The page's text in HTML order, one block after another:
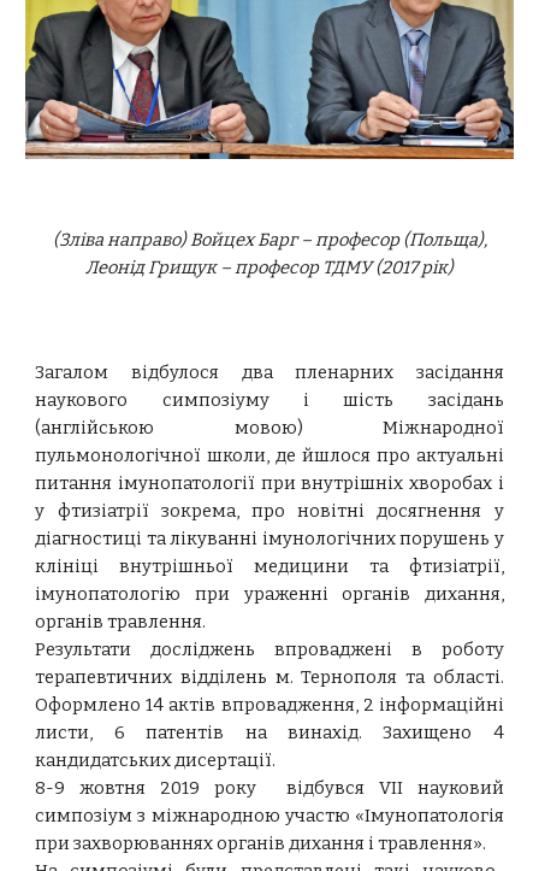
(Зліва направо) Войцех Барг – професор (Польща),
Леонід Грищук – професор ТДМУ (2017 рік)
Загалом відбулося два пленарних засідання
наукового симпозіуму і шість засідань
(англійською мовою) Міжнародної
пульмонологічної школи, де йшлося про актуальні
питання імунопатології при внутрішніх хворобах і
у фтизіатрії зокрема, про новітні досягнення у
діагностиці та лікуванні імунологічних порушень у
клініці внутрішньої медицини та фтизіатрії,
імунопатологію при ураженні органів дихання,
органів травлення.
Результати досліджень впроваджені в роботу
терапевтичних відділень м. Тернополя та області.
Оформлено 14 актів впровадження, 2 інформаційні
листи, 6 патентів на винахід. Захищено 4
кандидатських дисертації.
8-9 жовтня 2019 року
відбувся VII науковий
симпозіум з міжнародною участю «Імунопатологія
при захворюваннях органів дихання і травлення».